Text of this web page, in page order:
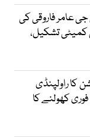
عامر فاروقی کی
کمیٹی تشکیل،
کا راولپنڈی
کھولنے کا